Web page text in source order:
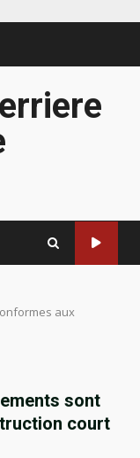
aux
sont
court